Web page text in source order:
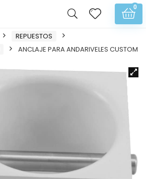
0
REPUESTOS
ANCLAJE PARA ANDARIVELES CUSTOM